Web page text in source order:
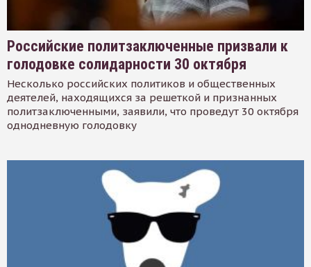
Российские политзаключенные призвали к
голодовке солидарности 30 октября
Несколько российских политиков и общественных
деятелей, находящихся за решеткой и признанных
политзаключенными, заявили, что проведут 30 октября
однодневную голодовку